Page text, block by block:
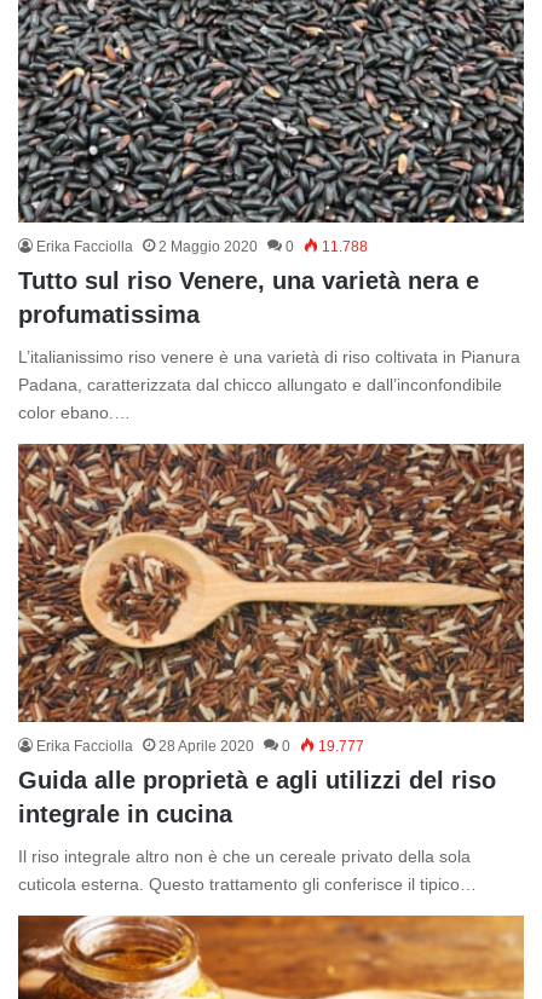
Erika Facciolla 2 Maggio 2020 0 11.788
Tutto sul riso Venere, una varietà nera e
profumatissima
L’italianissimo riso venere è una varietà di riso coltivata in Pianura
Padana, caratterizzata dal chicco allungato e dall’inconfondibile
color ebano.…
Erika Facciolla 28 Aprile 2020 0 19.777
Guida alle proprietà e agli utilizzi del riso
integrale in cucina
Il riso integrale altro non è che un cereale privato della sola
cuticola esterna. Questo trattamento gli conferisce il tipico…